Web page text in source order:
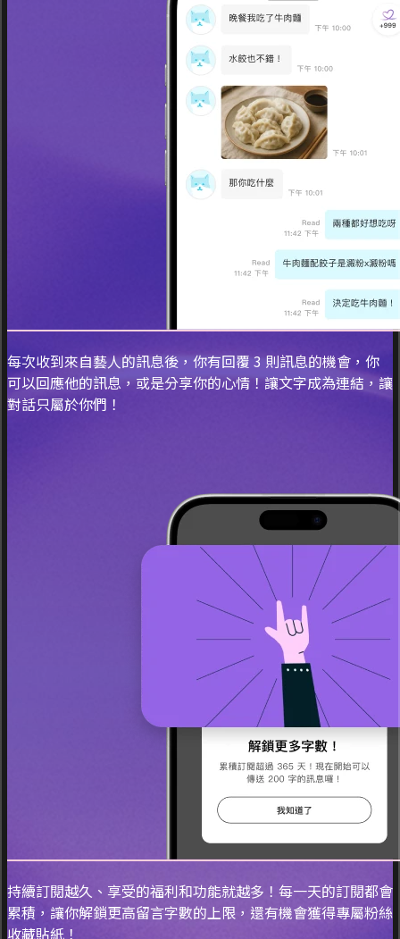
每次收到來自藝人的訊息後，你有回覆 3 則訊息的機會，你
可以回應他的訊息，或是分享你的心情！讓文字成為連結，讓
對話只屬於你們！
持續訂閱越久、享受的福利和功能就越多！每一天的訂閱都會
累積，讓你解鎖更高留言字數的上限，還有機會獲得專屬粉絲
收藏貼紙！